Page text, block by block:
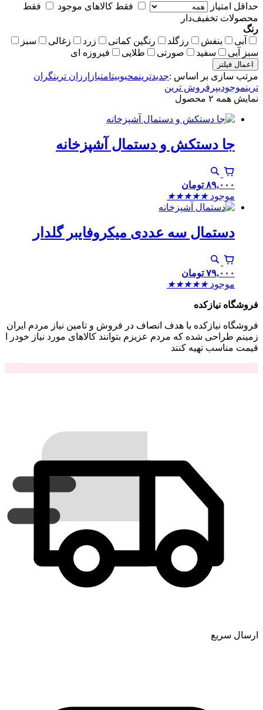
حداقل امتیاز
فقط کالاهای موجود
فقط
محصولات تخفیف‌دار
رنگ
آبی
بنفش رزگلد رنگین کمانی زرد زغالی
سبز
سبز آبی
سفید صورتی طلایی فیروزه ای
اعمال فیلتر
مرتب سازی بر اساس :جدیدترینمحبوبیتامتیاز ارزان ترینگران
ترینموجودیپرفروش ترین
نمایش همه ۲ محصول
جا دستکش و دستمال آشپزخانه
۸۹,۰۰۰ تومان
موجود ★
★
★
★
★
دستمال سه عددی میکروفایبر گلدار
۷۹,۰۰۰ تومان
موجود ★
★
★
★
★
فروشگاه نیازکده
فروشگاه نیازکده با هدف انصاف در فروش و تامین نیاز مردم ایران
زمینم طراحی شده که مردم عزیزم بتوانند کالاهای مورد نیاز خودر ا
قیمت مناسب تهیه کنند
ارسال سریع